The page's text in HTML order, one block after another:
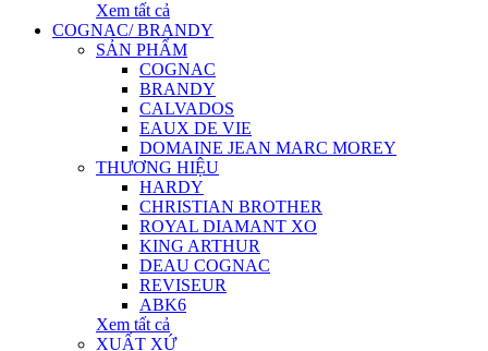
Xem tất cả
COGNAC/ BRANDY
SẢN PHẨM
COGNAC
BRANDY
CALVADOS
EAUX DE VIE
DOMAINE JEAN MARC MOREY
THƯƠNG HIỆU
HARDY
CHRISTIAN BROTHER
ROYAL DIAMANT XO
KING ARTHUR
DEAU COGNAC
REVISEUR
ABK6
Xem tất cả
XUẤT XỨ